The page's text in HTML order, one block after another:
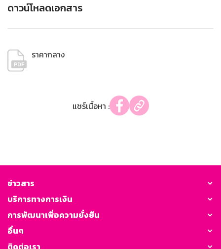
ดาวน์โหลดเอกสาร
ราคากลาง
แชร์เนื้อหา :
ข่าวสาร
บริการทางการเงิน
การพัฒนาเพื่อความยั่งยืน
อื่นๆ